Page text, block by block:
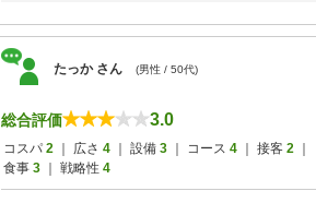
たっか さん (男性 / 50代)
総合評価 3.0
コスパ 2 ｜ 広さ 4 ｜ 設備 3 ｜ コース 4 ｜ 接客 2
食事 3 ｜ 戦略性 4